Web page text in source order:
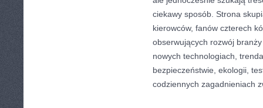
ciekawy sposób. Strona
kierowców, fanów czterech
obserwujących rozwój
nowych technologiach,
bezpieczeństwie, ekologii,
codziennych zagadnieniach